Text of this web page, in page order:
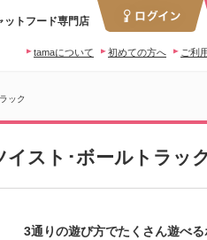
ットフード専門店
ご利
初めての方へ
tamaについて
ック
スト･ボールトラッ
3通りの遊び方でたくさん遊べる